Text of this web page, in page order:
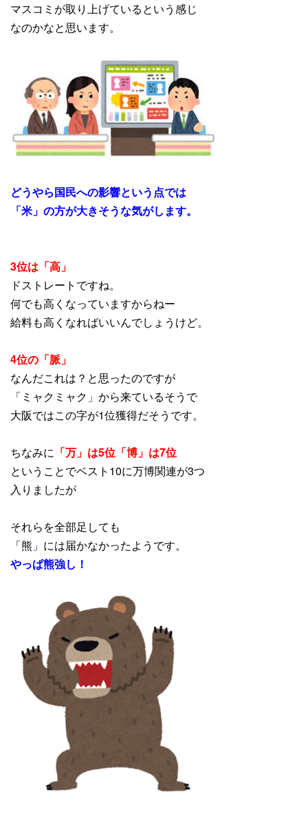
マスコミが取り上げているという感じ
なのかなと思います。
どうやら国民への影響という点では
「米」の方が大きそうな気がします。
3位は「高」
ドストレートですね。
何でも高くなっていますからねー
給料も高くなればいいんでしょうけど。
4位の「脈」
なんだこれは？と思ったのですが
「ミャクミャク」から来ているそうで
大阪ではこの字が1位獲得だそうです。
ちなみに 「万」は5位「博」は7位
ということでベスト10に万博関連が3つ
入りましたが
それらを全部足しても
「熊」には届かなかったようです。
やっぱ熊強し！